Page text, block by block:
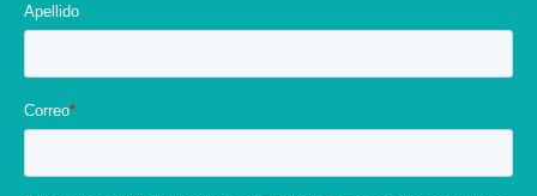
Apellido
Correo*